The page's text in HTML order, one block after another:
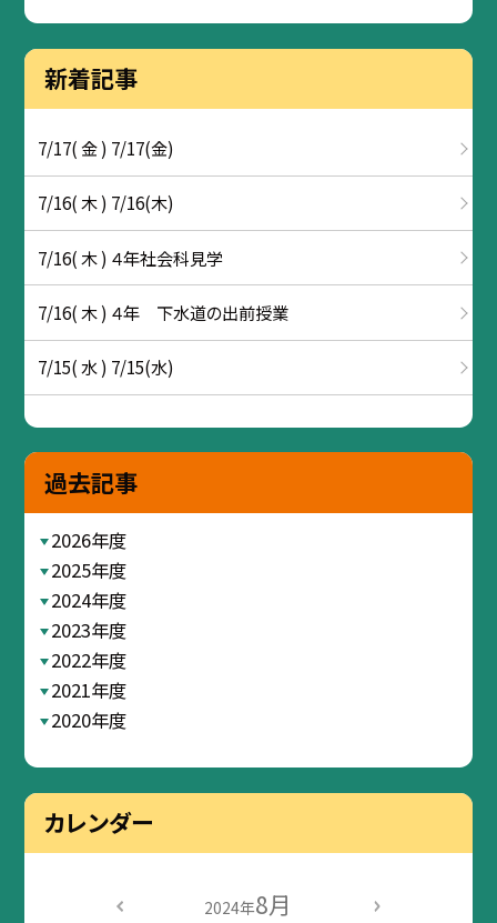
新着記事
7/17( 金 ) 7/17(金)
7/16( 木 ) 7/16(木)
7/16( 木 ) ４年社会科見学
7/16( 木 ) ４年 下水道の出前授業
7/15( 水 ) 7/15(水)
過去記事
2026年度
2025年度
2024年度
2023年度
2022年度
2021年度
2020年度
カレンダー
2024年8月